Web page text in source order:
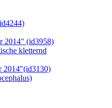
2014" (id3958)
kletternd
2014"(id3130)